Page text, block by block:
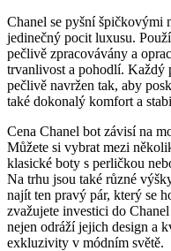
Chanel‌ se⁢ pyšní špičkovými
jedinečný pocit luxusu.
pečlivě zpracovávány a‌
⁣trvanlivost a pohodlí. Každý
pečlivě navržen tak, aby‌
také dokonalý komfort a‍
Cena Chanel bot závisí‌ na
Můžete si vybrat mezi
klasické ​boty s perličkou
Na trhu jsou také ‌různé
najít ten pravý pár, který se
zvažujete investici do
nejen odráží jejich design⁤ a
exkluzivity v módním⁣ světě.